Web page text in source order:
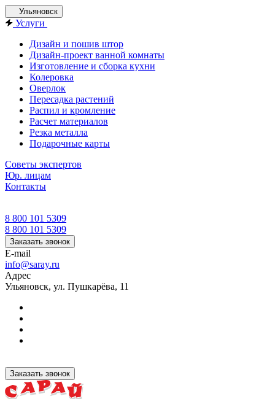
Ульяновск
Услуги
Дизайн и пошив штор
Дизайн-проект ванной комнаты
Изготовление и сборка кухни
Колеровка
Оверлок
Пересадка растений
Распил и кромление
Расчет материалов
Резка металла
Подарочные карты
Советы экспертов
Юр. лицам
Контакты
8 800 101 5309
8 800 101 5309
Заказать звонок
E-mail
info@saray.ru
Адрес
Ульяновск, ул. Пушкарёва, 11
Заказать звонок